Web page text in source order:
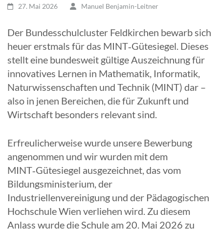
27. Mai 2026 Manuel Benjamin-Leitner
Der Bundesschulcluster Feldkirchen bewarb sich
heuer erstmals für das MINT‑Gütesiegel. Dieses
stellt eine bundesweit gültige Auszeichnung für
innovatives Lernen in Mathematik, Informatik,
Naturwissenschaften und Technik (MINT) dar –
also in jenen Bereichen, die für Zukunft und
Wirtschaft besonders relevant sind.
Erfreulicherweise wurde unsere Bewerbung
angenommen und wir wurden mit dem
MINT‑Gütesiegel ausgezeichnet, das vom
Bildungsministerium, der
Industriellenvereinigung und der Pädagogischen
Hochschule Wien verliehen wird. Zu diesem
Anlass wurde die Schule am 20. Mai 2026 zu